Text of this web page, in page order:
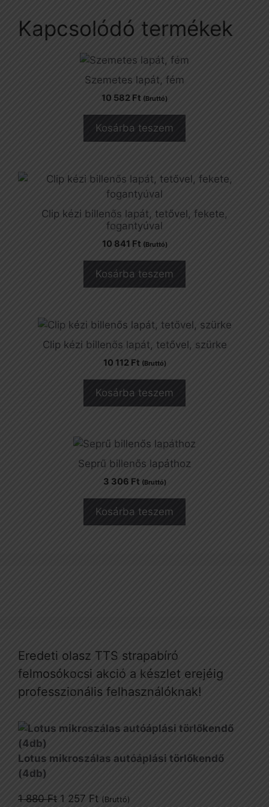
Kapcsolódó termékek
Szemetes lapát, fém
10 582 Ft (Bruttó)
Kosárba teszem
Clip kézi billenős lapát, tetővel, fekete,
fogantyúval
10 841 Ft (Bruttó)
Kosárba teszem
Clip kézi billenős lapát, tetővel, szürke
10 112 Ft (Bruttó)
Kosárba teszem
Seprű billenős lapáthoz
3 306 Ft (Bruttó)
Kosárba teszem
Eredeti olasz TTS strapabíró
felmosókocsi akció a készlet erejéig
professzionális felhasználóknak!
Lotus mikroszálas autóáplási törlőkendő
(4db)
1 880Ft Original
1 257 Ft Current
(Bruttó)